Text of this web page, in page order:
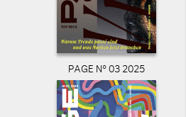
PAGE N° 03 2025